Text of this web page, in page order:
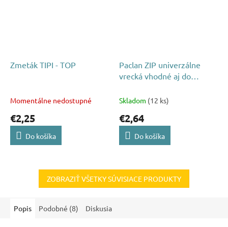
Zmeták TIPI - TOP
Momentálne nedostupné
€2,25
Do košíka
Paclan ZIP univerzálne
vrecká vhodné aj do
Skladom (12 ks)
€2,64
Do košíka
ZOBRAZIŤ VŠETKY SÚVISIACE PRODUKTY
Popis Podobné (8) Diskusia